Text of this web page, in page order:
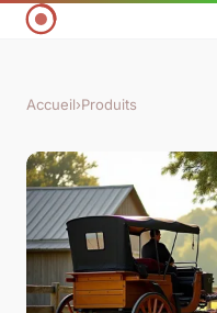
Accueil›Produits